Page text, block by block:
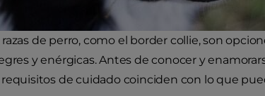
de perro, como el border collie, son
y enérgicas. Antes de conocer y
de cuidado coinciden con lo que